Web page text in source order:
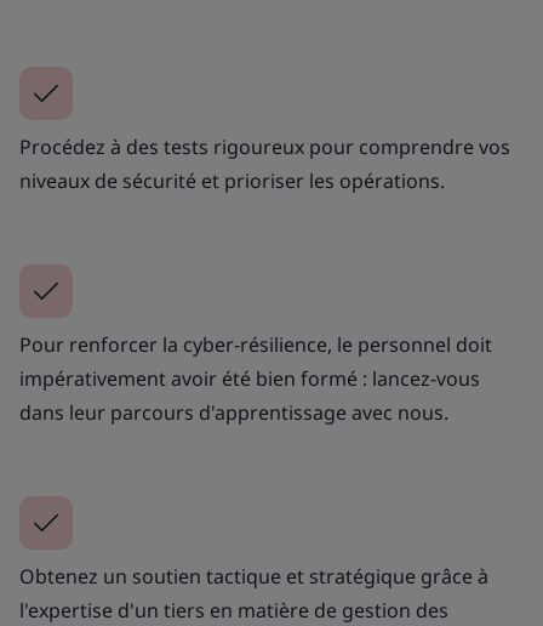
Procédez à des tests rigoureux pour comprendre vos
niveaux de sécurité et prioriser les opérations.
Pour renforcer la cyber-résilience, le personnel doit
impérativement avoir été bien formé : lancez-vous
dans leur parcours d'apprentissage avec nous.
Obtenez un soutien tactique et stratégique grâce à
l'expertise d'un tiers en matière de gestion des